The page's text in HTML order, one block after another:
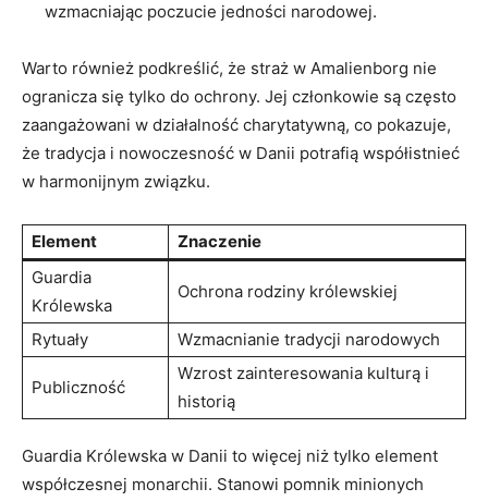
wzmacniając poczucie jedności ‌narodowej.
Warto ​również podkreślić,⁣ że⁣ straż w Amalienborg nie
ogranicza się tylko do ochrony. Jej‌ członkowie są często
zaangażowani w działalność charytatywną, co pokazuje,
że tradycja i nowoczesność w‍ Danii potrafią współistnieć
w⁢ harmonijnym związku.
Element
Znaczenie
Guardia ​
Królewska
Ochrona rodziny królewskiej
Rytuały Wzmacnianie‌ tradycji ‌narodowych
Publiczność
Wzrost​ zainteresowania kulturą ⁢i
historią
Guardia Królewska w Danii to więcej niż tylko element
współczesnej‌ monarchii. Stanowi⁣ pomnik minionych ​